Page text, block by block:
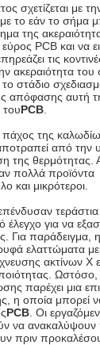
σχετίζεται με
το εάν το σήμα
της
PCB και να
τις
ακεραιότητα
το στάδιο
απόφασης αυτή
PCB.
της
από την
της θερμότητας.
πολλά προϊόντα
και μικρότεροι.
έλεγχο για να
Για παράδειγμα,
ελαττώματα
ακτίνων Χ
παρέχει μια
η οποία μπορεί
PCB. Οι
να ανακαλύψουν
πριν